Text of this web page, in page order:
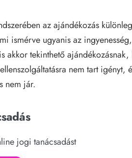
az ajándékozás
ismérve ugyanis az
tekinthető ajándékozásnak,
nem tart igényt,
nem jár.
jogi tanácsadást